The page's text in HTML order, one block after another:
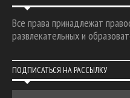
Все права принадлежат
развлекательных и
ПОДПИСАТЬСЯ НА РАССЫЛКУ